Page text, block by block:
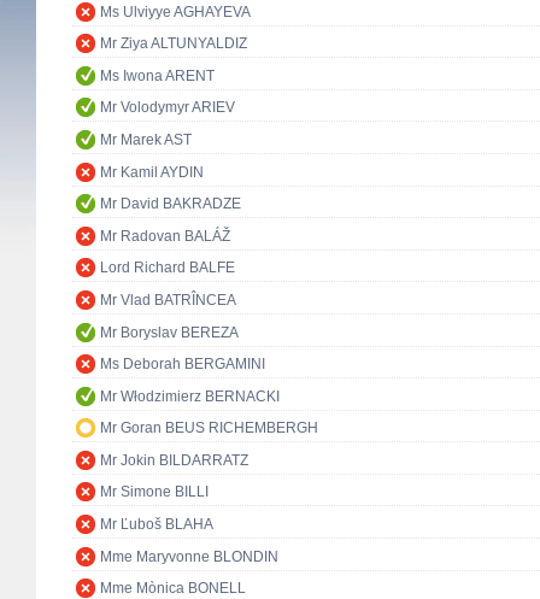
Ms Ulviyye AGHAYEVA
Mr Ziya ALTUNYALDIZ
Ms Iwona ARENT
Mr Volodymyr ARIEV
Mr Marek AST
Mr Kamil AYDIN
Mr David BAKRADZE
Mr Radovan BALÁŽ
Lord Richard BALFE
Mr Vlad BATRÎNCEA
Mr Boryslav BEREZA
Ms Deborah BERGAMINI
Mr Włodzimierz BERNACKI
Mr Goran BEUS RICHEMBERGH
Mr Jokin BILDARRATZ
Mr Simone BILLI
Mr Ľuboš BLAHA
Mme Maryvonne BLONDIN
Mme Mònica BONELL